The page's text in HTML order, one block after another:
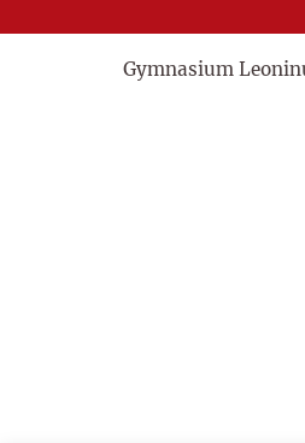
Gymnasium